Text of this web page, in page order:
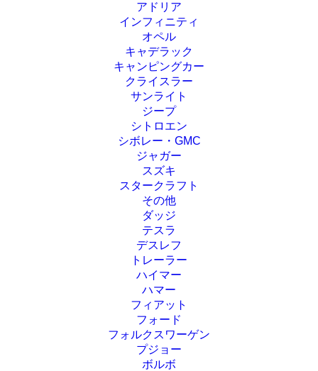
アドリア
インフィニティ
オペル
キャデラック
キャンピングカー
クライスラー
サンライト
ジープ
シトロエン
シボレー・GMC
ジャガー
スズキ
スタークラフト
その他
ダッジ
テスラ
デスレフ
トレーラー
ハイマー
ハマー
フィアット
フォード
フォルクスワーゲン
プジョー
ボルボ